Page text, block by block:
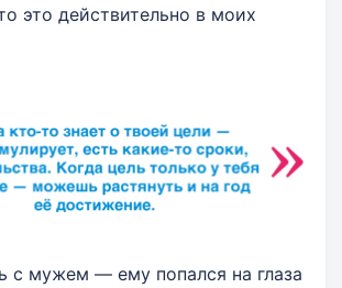
это действительно в моих
с мужем — ему попался на глаза